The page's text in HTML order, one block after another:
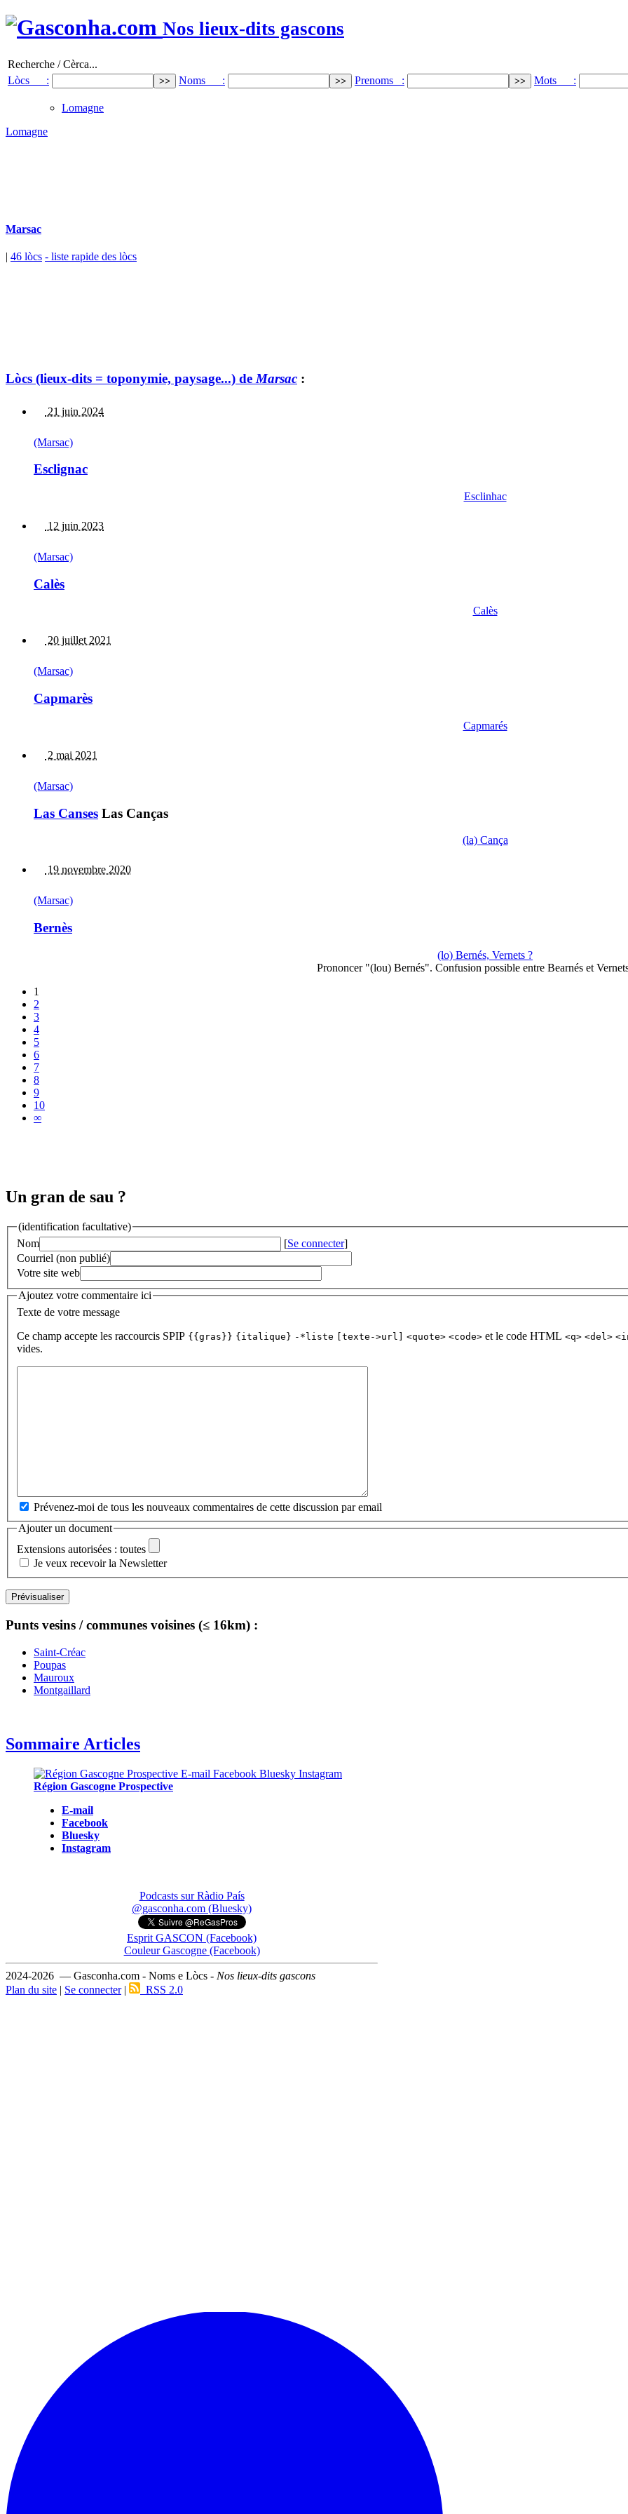
Nos lieux-dits gascons
Recherche / Cèrca...
Lòcs :
Noms : Prenoms : Mots :
Lomagne
Lomagne
Marsac
| 46 lòcs - liste rapide des lòcs
Lòcs (lieux-dits = toponymie, paysage...) de Marsac :
21 juin 2024
(Marsac)
Esclignac
Esclinhac
12 juin 2023
(Marsac)
Calès
Calès
20 juillet 2021
(Marsac)
Capmarès
Capmarés
2 mai 2021
(Marsac)
Las Canses Las Canças
(la) Cança
19 novembre 2020
(Marsac)
Bernès
(lo) Bernés, Vernets ?
Prononcer "(lou) Bernés". Confusion possible entre Bearnés et
1
2
3
4
5
6
7
8
9
10
∞
Un gran de sau ?
(identification facultative)
Nom
[Se connecter]
Courriel (non publié)
Votre site web
Ajoutez votre commentaire ici
Texte de votre message
Ce champ accepte les raccourcis SPIP {{gras}} {italique} -*liste [texte->url] <quote> <code> et le code HTML <q> <del>
vides.
Prévenez-moi de tous les nouveaux commentaires de cette discussion par email
Ajouter un document
Extensions autorisées : toutes
Je veux recevoir la Newsletter
Punts vesins / communes voisines (≤ 16km) :
Saint-Créac
Poupas
Mauroux
Montgaillard
Sommaire Articles
Région Gascogne Prospective
E-mail
Facebook
Bluesky
Instagram
Podcasts sur Ràdio País
@gasconha.com (Bluesky)
Esprit GASCON (Facebook)
Couleur Gascogne (Facebook)
2024-2026 — Gasconha.com - Noms e Lòcs - Nos lieux-dits gascons
Plan du site | Se connecter| RSS 2.0